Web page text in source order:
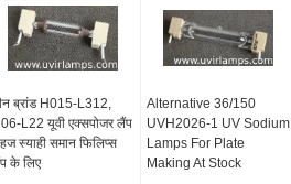
ब्रांड H015-L312,
L22 यूवी एक्सपोजर लैंप
स्याही समान फिलिप्स
के लिए
Alternative 36/150
UVH2026-1 UV Sodium
Lamps For Plate
Making At Stock